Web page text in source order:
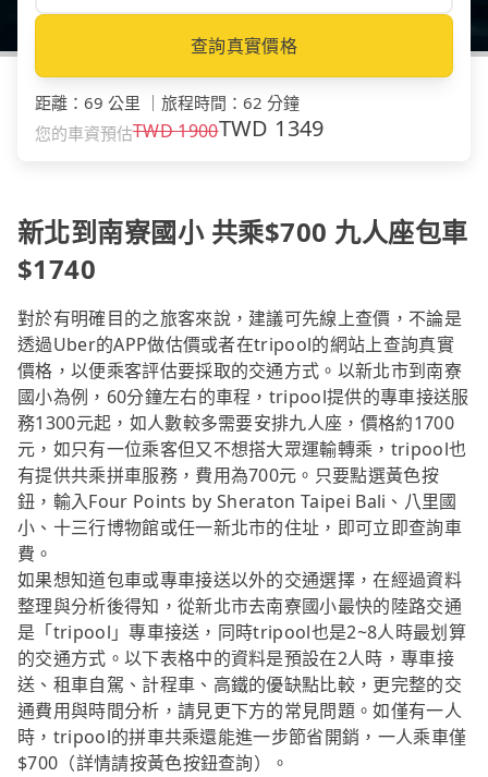
查詢真實價格
距離 ： 69 公里 旅程時間 ： 62 分鐘
您的車資預估TWD1900TWD 1349
新北到南寮國小 共乘$700 九人座包車
$1740
對於有明確目的之旅客來說，建議可先線上查價，不論是
透過Uber的APP做估價或者在tripool的網站上查詢真實
價格，以便乘客評估要採取的交通方式。以新北市到南寮
國小為例，60分鐘左右的車程，tripool提供的專車接送服
務1300元起，如人數較多需要安排九人座，價格約1700
元，如只有一位乘客但又不想搭大眾運輸轉乘，tripool也
有提供共乘拼車服務，費用為700元。只要點選黃色按
鈕，輸入Four Points by Sheraton Taipei Bali、八里國
小、十三行博物館或任一新北市的住址，即可立即查詢車
費。
如果想知道包車或專車接送以外的交通選擇，在經過資料
整理與分析後得知，從新北市去南寮國小最快的陸路交通
是「tripool」專車接送，同時tripool也是2~8人時最划算
的交通方式。以下表格中的資料是預設在2人時，專車接
送、租車自駕、計程車、高鐵的優缺點比較，更完整的交
通費用與時間分析，請見更下方的常見問題。如僅有一人
時，tripool的拼車共乘還能進一步節省開銷，一人乘車僅
$700（詳情請按黃色按鈕查詢）。